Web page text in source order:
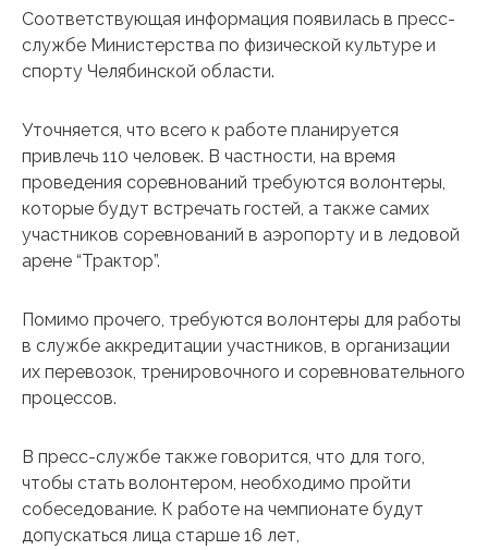
Соответствующая информация появилась в пресс-
службе Министерства по физической культуре и
спорту Челябинской области.
Уточняется, что всего к работе планируется
привлечь 110 человек. В частности, на время
проведения соревнований требуются волонтеры,
которые будут встречать гостей, а также самих
участников соревнований в аэропорту и в ледовой
арене “Трактор”.
Помимо прочего, требуются волонтеры для работы
в службе аккредитации участников, в организации
их перевозок, тренировочного и соревновательного
процессов.
В пресс-службе также говорится, что для того,
чтобы стать волонтером, необходимо пройти
собеседование. К работе на чемпионате будут
допускаться лица старше 16 лет,